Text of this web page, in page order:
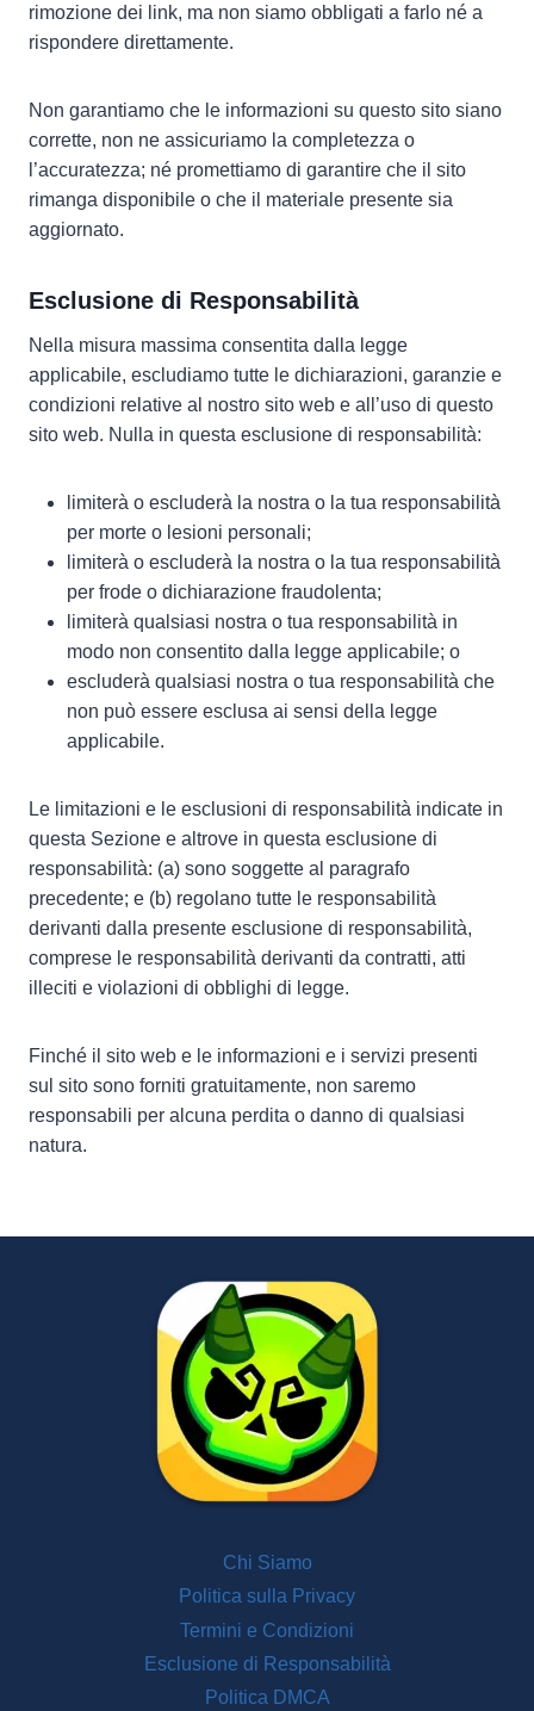
rimozione dei link, ma non siamo obbligati a farlo né a
rispondere direttamente.
Non garantiamo che le informazioni su questo sito siano
corrette, non ne assicuriamo la completezza o
l’accuratezza; né promettiamo di garantire che il sito
rimanga disponibile o che il materiale presente sia
aggiornato.
Esclusione di Responsabilità
Nella misura massima consentita dalla legge
applicabile, escludiamo tutte le dichiarazioni, garanzie e
condizioni relative al nostro sito web e all’uso di questo
sito web. Nulla in questa esclusione di responsabilità:
limiterà o escluderà la nostra o la tua responsabilità
per morte o lesioni personali;
limiterà o escluderà la nostra o la tua responsabilità
per frode o dichiarazione fraudolenta;
limiterà qualsiasi nostra o tua responsabilità in
modo non consentito dalla legge applicabile; o
escluderà qualsiasi nostra o tua responsabilità che
non può essere esclusa ai sensi della legge
applicabile.
Le limitazioni e le esclusioni di responsabilità indicate in
questa Sezione e altrove in questa esclusione di
responsabilità: (a) sono soggette al paragrafo
precedente; e (b) regolano tutte le responsabilità
derivanti dalla presente esclusione di responsabilità,
comprese le responsabilità derivanti da contratti, atti
illeciti e violazioni di obblighi di legge.
Finché il sito web e le informazioni e i servizi presenti
sul sito sono forniti gratuitamente, non saremo
responsabili per alcuna perdita o danno di qualsiasi
natura.
Chi Siamo
Politica sulla Privacy
Termini e Condizioni
Esclusione di Responsabilità
Politica DMCA